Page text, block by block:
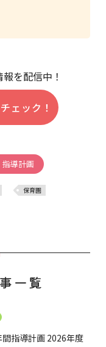
を配信中！
ェック！
指導計画
保育園
一覧
指導計画 2026年度